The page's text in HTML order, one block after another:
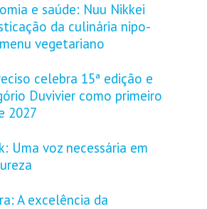
e saúde: Nuu Nikkei
da culinária nipo-
vegetariano
celebra 15ª edição e
Duvivier como primeiro
2027
Uma voz necessária em
A excelência da